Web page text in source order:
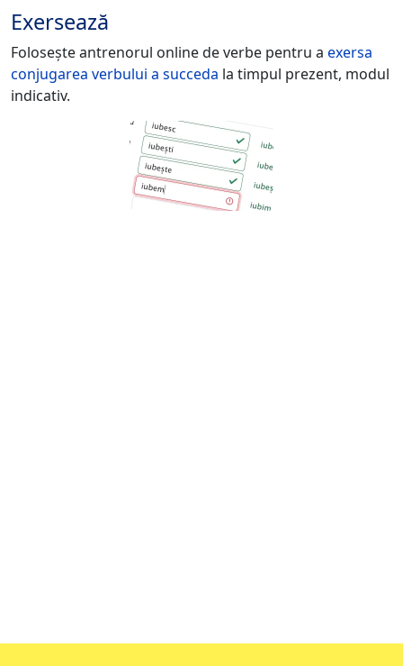
Exersează
Folosește antrenorul online de verbe pentru a exersa
conjugarea verbului a succeda la timpul prezent, modul
indicativ.